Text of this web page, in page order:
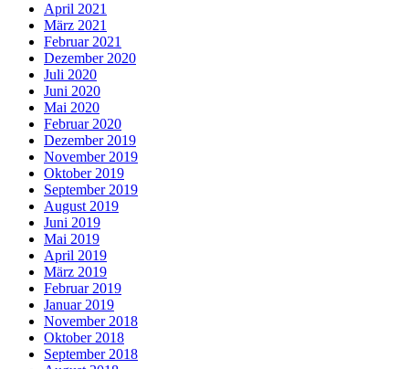
April 2021
März 2021
Februar 2021
Dezember 2020
Juli 2020
Juni 2020
Mai 2020
Februar 2020
Dezember 2019
November 2019
Oktober 2019
September 2019
August 2019
Juni 2019
Mai 2019
April 2019
März 2019
Februar 2019
Januar 2019
November 2018
Oktober 2018
September 2018